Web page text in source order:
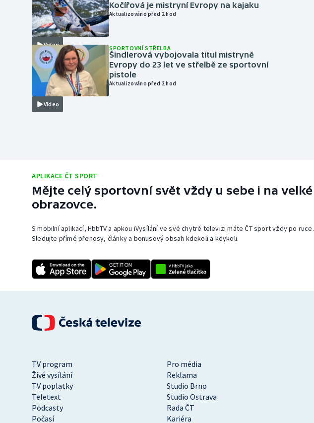
Video
Kočířová je mistryní Evropy na kajaku
Aktualizováno před 2 hod
Video
SPORTOVNÍ STŘELBA
Šindlerová vybojovala titul mistryně
Evropy do 23 let ve střelbě ze sportovní
pistole
Aktualizováno před 2 hod
APLIKACE ČT SPORT
Mějte celý sportovní svět vždy u sebe i na velké
obrazovce.
S mobilní aplikací, HbbTV a apkou iVysílání ve své chytré televizi máte ČT sport vždy po ruce.
Sledujte přímé přenosy, články a bonusový obsah kdekoli a kdykoli.
TV program
Pro média
Živé vysílání
Reklama
TV poplatky
Studio Brno
Teletext
Studio Ostrava
Podcasty
Rada ČT
Počasí
Kariéra